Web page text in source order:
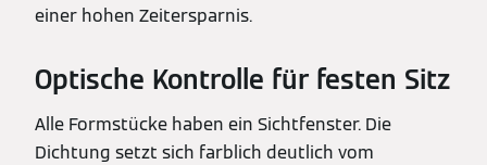
einer hohen Zeitersparnis.
Optische Kontrolle für festen Sitz
Alle Formstücke haben ein Sichtfenster. Die
Dichtung setzt sich farblich deutlich vom